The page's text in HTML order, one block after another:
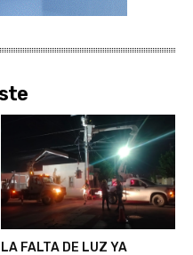
LA FALTA DE LUZ YA